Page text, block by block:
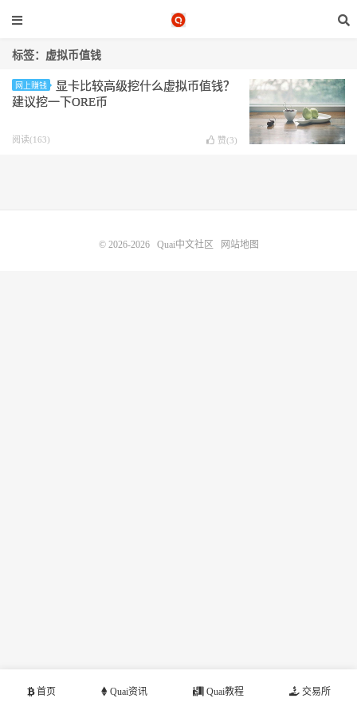
标签：虚拟币值钱
网上赚钱
显卡比较高级挖什么虚拟币值钱？
建议挖一下ORE币
阅读(163) 赞(3)
首页 Quai资讯 Quai教程 交易所
© 2026-2026 Quai中文社区 网站地图